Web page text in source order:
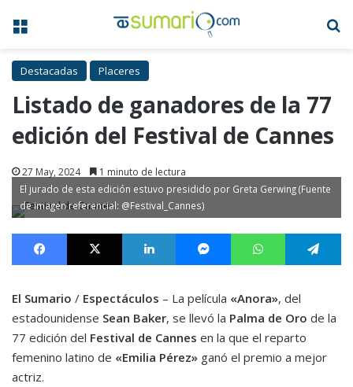
Menú
Destacadas Placeres
Listado de ganadores de la 77
edición del Festival de Cannes
27 May, 2024 1 minuto de lectura
El jurado de esta edición estuvo presidido por Greta Gerwing (Fuente
de imagen referencial: @Festival_Cannes)
Facebook X LinkedIn MessengerWhatsApp
El Sumario / Espectáculos – La película «Anora», del
estadounidense Sean Baker, se llevó la Palma de Oro de la
77 edición del Festival de Cannes en la que el reparto
femenino latino de «Emilia Pérez» ganó el premio a mejor
actriz.